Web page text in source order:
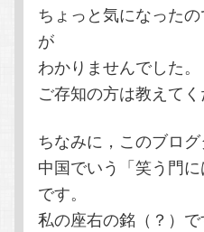
ちょっと気になった
が
わかりませんでした。
ご存知の方は教えてく
ちなみに，このブロ
中国でいう「笑う門
です。
私の座右の銘（？）